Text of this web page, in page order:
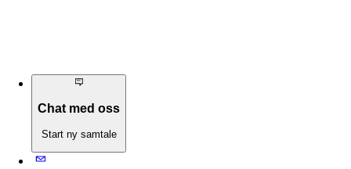
Chat med oss
Start ny samtale